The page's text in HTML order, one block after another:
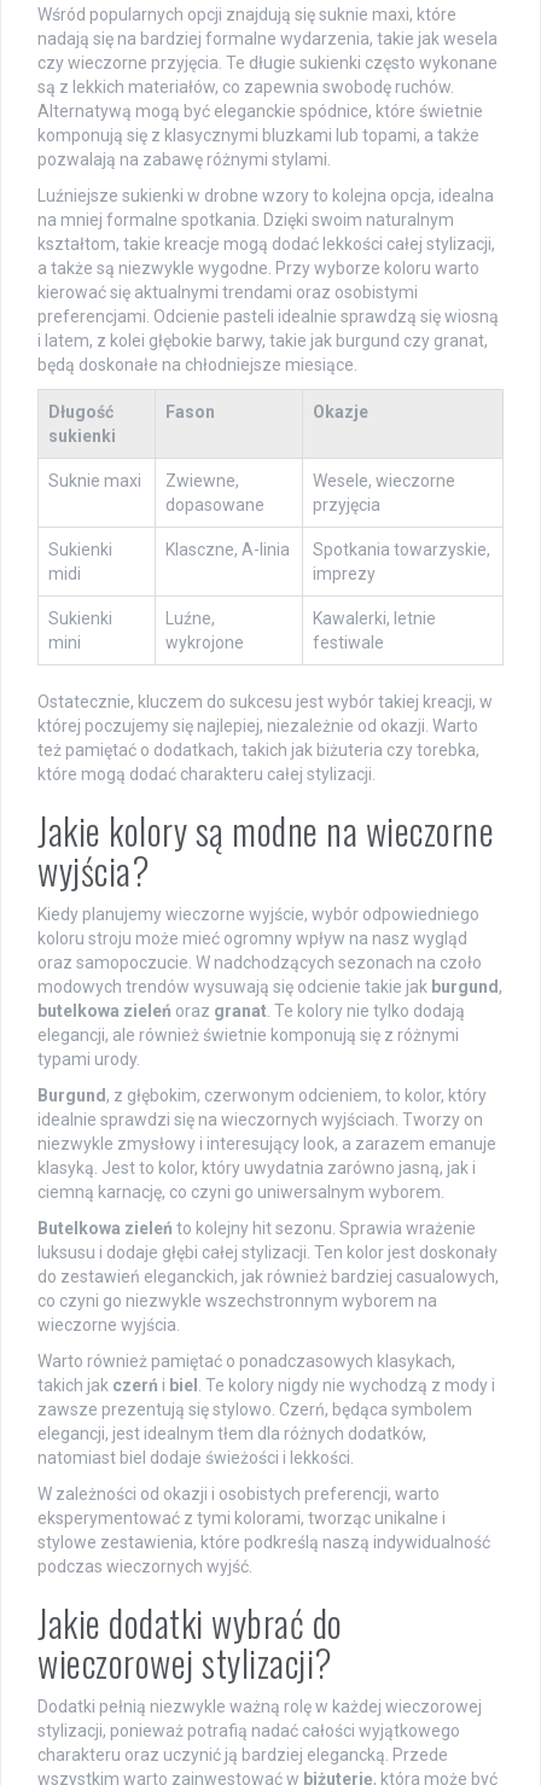
Wśród popularnych opcji znajdują się suknie maxi, które
nadają się na bardziej formalne wydarzenia, takie jak wesela
czy wieczorne przyjęcia. Te długie sukienki często wykonane
są z lekkich materiałów, co zapewnia swobodę ruchów.
Alternatywą mogą być eleganckie spódnice, które świetnie
komponują się z klasycznymi bluzkami lub topami, a także
pozwalają na zabawę różnymi stylami.
Luźniejsze sukienki w drobne wzory to kolejna opcja, idealna
na mniej formalne spotkania. Dzięki swoim naturalnym
kształtom, takie kreacje mogą dodać lekkości całej stylizacji,
a także są niezwykle wygodne. Przy wyborze koloru warto
kierować się aktualnymi trendami oraz osobistymi
preferencjami. Odcienie pasteli idealnie sprawdzą się wiosną
i latem, z kolei głębokie barwy, takie jak burgund czy granat,
będą doskonałe na chłodniejsze miesiące.
Długość
sukienki
Fason Okazje
Suknie maxi
Zwiewne,
dopasowane
Wesele, wieczorne
przyjęcia
Sukienki
midi
Klasczne, A-linia
Spotkania towarzyskie,
imprezy
Sukienki
mini
Luźne,
wykrojone
Kawalerki, letnie
festiwale
Ostatecznie, kluczem do sukcesu jest wybór takiej kreacji, w
której poczujemy się najlepiej, niezależnie od okazji. Warto
też pamiętać o dodatkach, takich jak biżuteria czy torebka,
które mogą dodać charakteru całej stylizacji.
Jakie kolory są modne na wieczorne
wyjścia?
Kiedy planujemy wieczorne wyjście, wybór odpowiedniego
koloru stroju może mieć ogromny wpływ na nasz wygląd
oraz samopoczucie. W nadchodzących sezonach na czoło
modowych trendów wysuwają się odcienie takie jak burgund ,
butelkowa zieleń oraz granat . Te kolory nie tylko dodają
elegancji, ale również świetnie komponują się z różnymi
typami urody.
Burgund , z głębokim, czerwonym odcieniem, to kolor, który
idealnie sprawdzi się na wieczornych wyjściach. Tworzy on
niezwykle zmysłowy i interesujący look, a zarazem emanuje
klasyką. Jest to kolor, który uwydatnia zarówno jasną, jak i
ciemną karnację, co czyni go uniwersalnym wyborem.
Butelkowa zieleń to kolejny hit sezonu. Sprawia wrażenie
luksusu i dodaje głębi całej stylizacji. Ten kolor jest doskonały
do zestawień eleganckich, jak również bardziej casualowych,
co czyni go niezwykle wszechstronnym wyborem na
wieczorne wyjścia.
Warto również pamiętać o ponadczasowych klasykach,
takich jak czerń i biel
. Te kolory nigdy nie wychodzą z mody i
zawsze prezentują się stylowo. Czerń, będąca symbolem
elegancji, jest idealnym tłem dla różnych dodatków,
natomiast biel dodaje świeżości i lekkości.
W zależności od okazji i osobistych preferencji, warto
eksperymentować z tymi kolorami, tworząc unikalne i
stylowe zestawienia, które podkreślą naszą indywidualność
podczas wieczornych wyjść.
Jakie dodatki wybrać do
wieczorowej stylizacji?
Dodatki pełnią niezwykle ważną rolę w każdej wieczorowej
stylizacji, ponieważ potrafią nadać całości wyjątkowego
charakteru oraz uczynić ją bardziej elegancką. Przede
wszystkim warto zainwestować w biżuterię, która może być